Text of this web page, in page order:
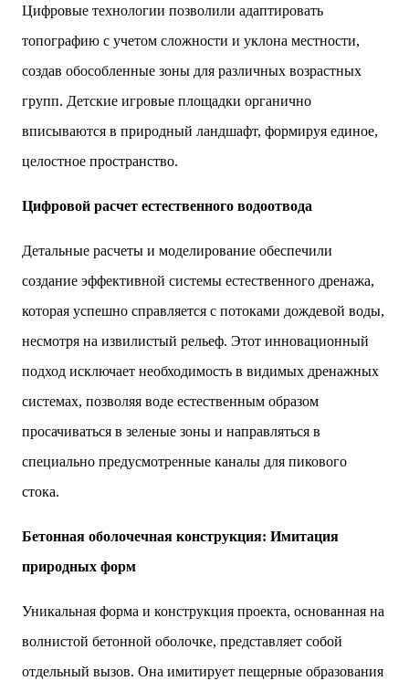
Цифровые технологии позволили адаптировать
топографию с учетом сложности и уклона местности,
создав обособленные зоны для различных возрастных
групп. Детские игровые площадки органично
вписываются в природный ландшафт, формируя единое,
целостное пространство.
Цифровой расчет естественного водоотвода
Детальные расчеты и моделирование обеспечили
создание эффективной системы естественного дренажа,
которая успешно справляется с потоками дождевой воды,
несмотря на извилистый рельеф. Этот инновационный
подход исключает необходимость в видимых дренажных
системах, позволяя воде естественным образом
просачиваться в зеленые зоны и направляться в
специально предусмотренные каналы для пикового
стока.
Бетонная оболочечная конструкция: Имитация
природных форм
Уникальная форма и конструкция проекта, основанная на
волнистой бетонной оболочке, представляет собой
отдельный вызов. Она имитирует пещерные образования